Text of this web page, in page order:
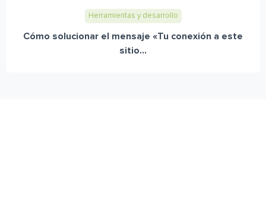
Herramientas y desarrollo
Cómo solucionar el mensaje «Tu conexión a este
sitio...